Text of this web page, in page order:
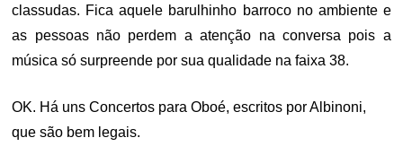
classudas. Fica aquele barulhinho barroco no ambiente e
as pessoas não perdem a atenção na conversa pois a
música só surpreende por sua qualidade na faixa 38.
OK. Há uns Concertos para Oboé, escritos por Albinoni,
que são bem legais.